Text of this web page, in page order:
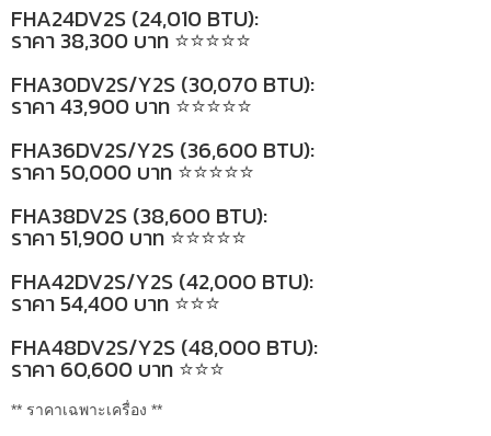
FHA24DV2S (24,010 BTU):
ราคา 38,300 บาท ⭐⭐⭐⭐⭐
FHA30DV2S/Y2S (30,070 BTU):
ราคา 43,900 บาท ⭐⭐⭐⭐⭐
FHA36DV2S/Y2S (36,600 BTU):
ราคา 50,000 บาท ⭐⭐⭐⭐⭐
FHA38DV2S (38,600 BTU):
ราคา 51,900 บาท ⭐⭐⭐⭐⭐
FHA42DV2S/Y2S (42,000 BTU):
ราคา 54,400 บาท ⭐⭐⭐
FHA48DV2S/Y2S (48,000 BTU):
ราคา 60,600 บาท ⭐⭐⭐
** ราคาเฉพาะเครื่อง **